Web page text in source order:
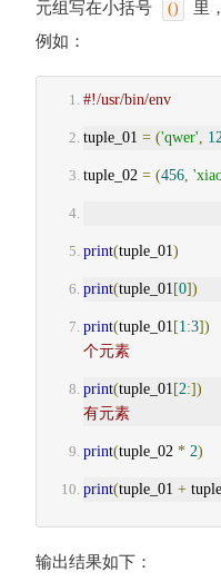
元组写在小括号
() 里
例如：
#!/usr/bin/env
tuple_01 = ('qwer'
tuple_02 = (456,
print(tuple_01)
print(tuple_01 [0])
print(tuple_01 [1 :3])
个元素
print(tuple_01 [2:])
有元素
print(tuple_02 * 2)
print(tuple_01 +
输出结果如下：